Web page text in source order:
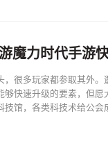
魔力时代手游
，很多玩家都参取其外
够快速升级的要素，但
馆，各类科技术给公会